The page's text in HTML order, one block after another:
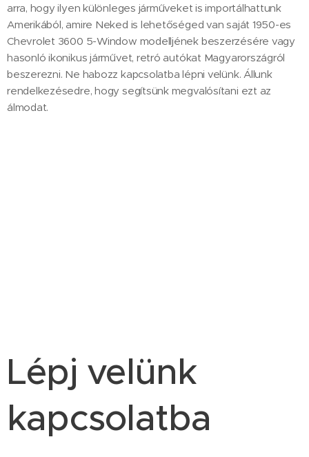
arra, hogy ilyen különleges járműveket is importálhattunk
Amerikából, amire Neked is lehetőséged van saját 1950-es
Chevrolet 3600 5-Window modelljének beszerzésére vagy
hasonló ikonikus járművet, retró autókat Magyarországról
beszerezni. Ne habozz kapcsolatba lépni velünk. Állunk
rendelkezésedre, hogy segítsünk megvalósítani ezt az
álmodat.
Lépj velünk
kapcsolatba